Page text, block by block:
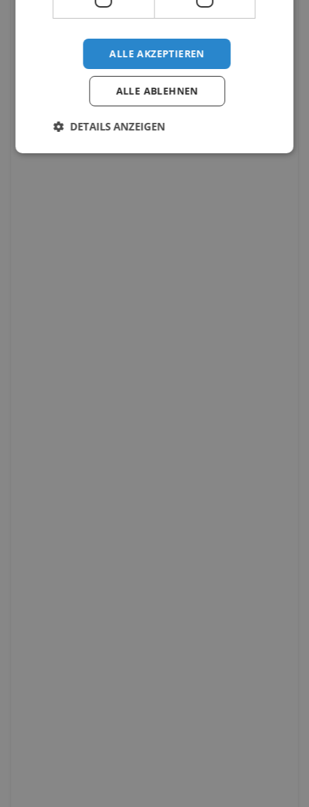
ALLE AKZEPTIEREN
ALLE ABLEHNEN
DETAILS ANZEIGEN